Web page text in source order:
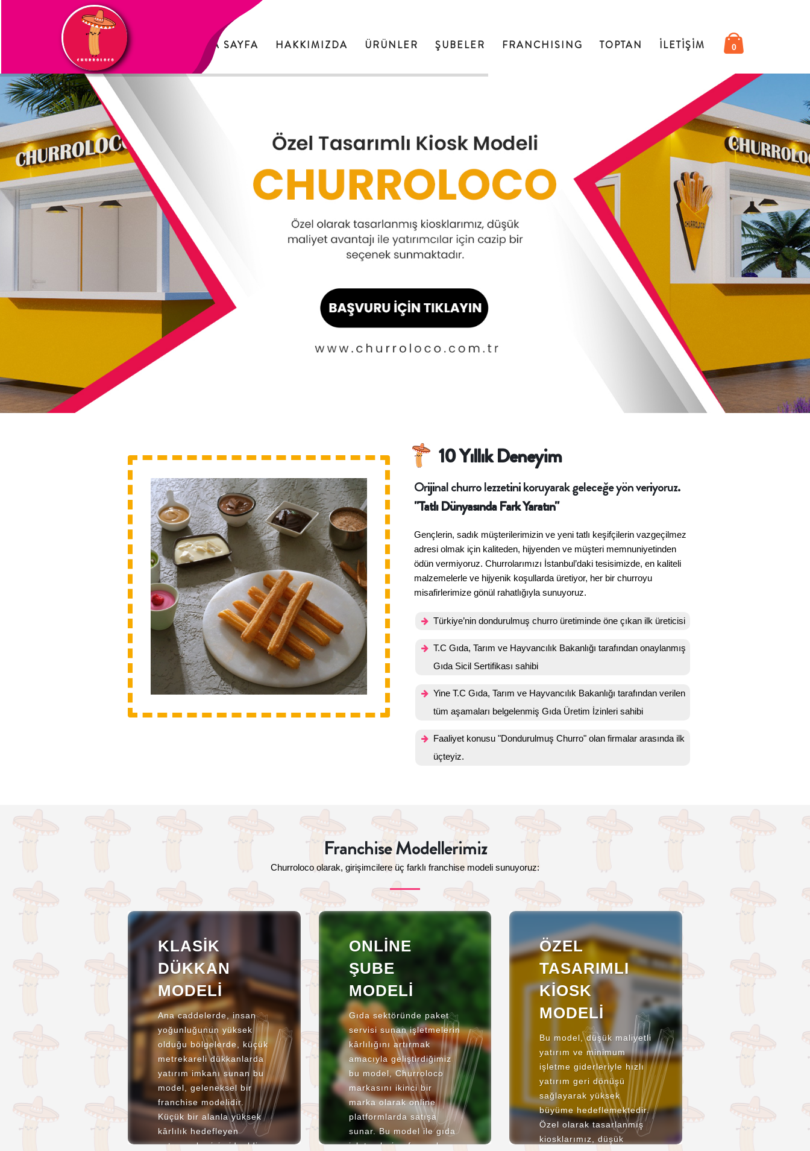
0
ANA SAYFA HAKKIMIZDA ÜRÜNLER ŞUBELER FRANCHISING TOPTAN İLETIŞIM
10 Yıllık Deneyim
Orijinal churro lezzetini koruyarak geleceğe yön veriyoruz.
"Tatlı Dünyasında Fark Yaratın"
Gençlerin, sadık müşterilerimizin ve yeni tatlı keşifçilerin vazgeçilmez
adresi olmak için kaliteden, hijyenden ve müşteri memnuniyetinden
ödün vermiyoruz. Churrolarımızı İstanbul’daki tesisimizde, en kaliteli
malzemelerle ve hijyenik koşullarda üretiyor, her bir churroyu
misafirlerimize gönül rahatlığıyla sunuyoruz.
Türkiye’nin dondurulmuş churro üretiminde öne çıkan ilk üreticisi
T.C Gıda, Tarım ve Hayvancılık Bakanlığı tarafından onaylanmış
Gıda Sicil Sertifikası sahibi
Yine T.C Gıda, Tarım ve Hayvancılık Bakanlığı tarafından verilen
tüm aşamaları belgelenmiş Gıda Üretim İzinleri sahibi
Faaliyet konusu "Dondurulmuş Churro" olan firmalar arasında ilk
üçteyiz.
Franchise Modellerimiz
Churroloco olarak, girişimcilere üç farklı franchise modeli sunuyoruz:
KLASIK
DÜKKAN
MODELI
Ana caddelerde, insan
yoğunluğunun yüksek
olduğu bölgelerde, küçük
metrekareli dükkanlarda
yatırım imkanı sunan bu
model, geleneksel bir
franchise modelidir.
Küçük bir alanla yüksek
kârlılık hedefleyen
yatırımcılar için idealdir.
ONLINE
ŞUBE
MODELI
Gıda sektöründe paket
servisi sunan işletmelerin
kârlılığını artırmak
amacıyla geliştirdiğimiz
bu model, Churroloco
markasını ikinci bir
marka olarak online
platformlarda satışa
sunar. Bu model ile gıda
işletmeleri, sıfıra yakın
ÖZEL
TASARIMLI
KIOSK
MODELI
Bu model, düşük maliyetli
yatırım ve minimum
işletme giderleriyle hızlı
yatırım geri dönüşü
sağlayarak yüksek
büyüme hedeflemektedir.
Özel olarak tasarlanmış
kiosklarımız, düşük